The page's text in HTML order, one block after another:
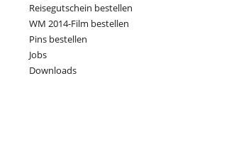
Reisegutschein bestellen
WM 2014-Film bestellen
Pins bestellen
Jobs
Downloads